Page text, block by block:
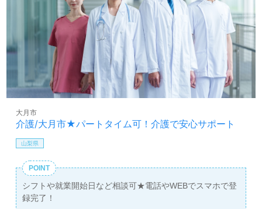
介護/大月市★パートタイム可！介護で安心サポート
大月市
山梨県
POINT
シフトや就業開始日など相談可★電話やWEBでスマホで登
録完了！